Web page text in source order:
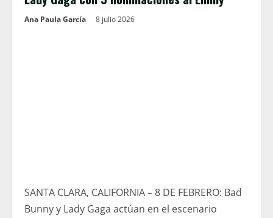
Ana Paula García 8 julio 2026
SANTA CLARA, CALIFORNIA – 8 DE FEBRERO: Bad
Bunny y Lady Gaga actúan en el escenario